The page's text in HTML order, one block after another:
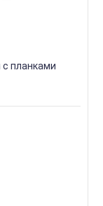
с планками